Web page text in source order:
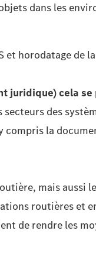
dans les
horodatage de
juridique) cela
des
la
mais aussi
routières et
de rendre les